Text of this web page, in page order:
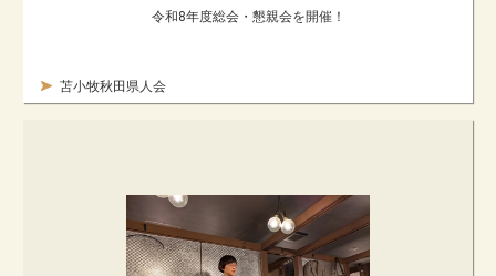
苫小牧秋田県人会
令和8年度総会・懇親会を開催！